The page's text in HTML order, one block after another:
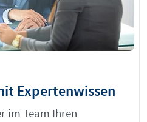
Expertenwissen
im Team Ihren